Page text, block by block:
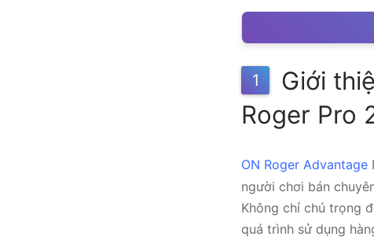
1
Giới
Roger Pro
ON Roger Advantage
người chơi bán
Không chỉ chú trọng
quá trình sử dụng